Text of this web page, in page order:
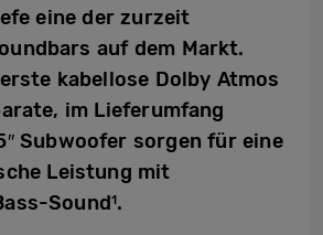
eine der zurzeit
auf dem Markt.
kabellose Dolby Atmos
im Lieferumfang
Subwoofer sorgen für eine
Leistung mit
Sound1.